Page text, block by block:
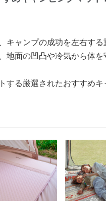
キャンプの成功を左右する
地面の凹凸や冷気から体
する厳選されたおすすめキ